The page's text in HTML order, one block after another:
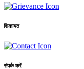
शिकायत
संपर्क करें